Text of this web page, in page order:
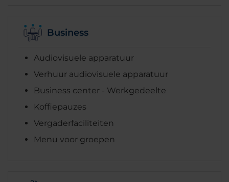
Business
Audiovisuele apparatuur
Verhuur audiovisuele apparatuur
Business center - Werkgedeelte
Koffiepauzes
Vergaderfaciliteiten
Menu voor groepen